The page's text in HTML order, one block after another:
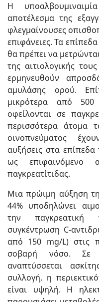
Η
αποτέλεσμα της
φλεγμαίνουσες
επιφάνειες. Τα
θα πρέπει να
της αιτιολογικής
ερμηνευθούν
αμυλάσης ορού.
μικρότερα από
οφείλονται σε
περισσότερα άτομα
οινοπνεύματος
αυξήσεις στα
ως
παγκρεατίτιδας.
Μια πρώιμη αύξηση
44% υποδηλώνει
την παγκρεατική
συγκέντρωση C-
από 150 mg/L) στις
σοβαρή νόσο. Σε
αναπτύσσεται
συλλογή, η
είναι υψηλή. Η